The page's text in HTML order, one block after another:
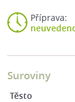
Příprava:
Suroviny
Těsto